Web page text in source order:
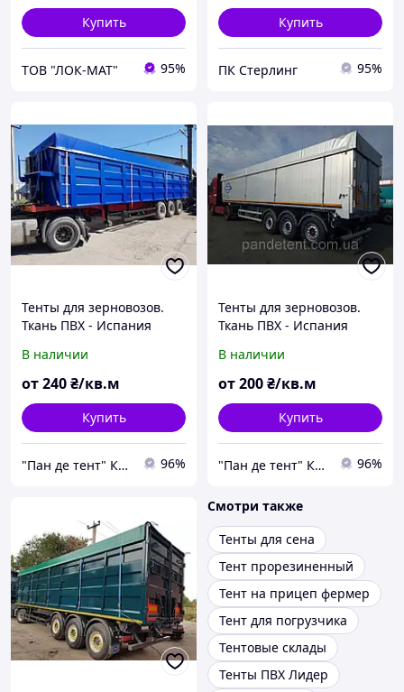
Купить
ТОВ "ЛОК-MAT" 95%
Купить
ПК Стерлинг 95%
Тенты для зерновозов.
Ткань ПВХ - Испания
В наличии
от240₴/кв.м
Купить
"Пан де тент" Компания 96%
Тенты для зерновозов.
Ткань ПВХ - Испания
В наличии
от200₴/кв.м
Купить
"Пан де тент" Компания 96%
Смотри также
Тенты для сена
Тент прорезиненный
Тент на прицеп фермер
Тент для погрузчика
Тентовые склады
Тенты ПВХ Лидер